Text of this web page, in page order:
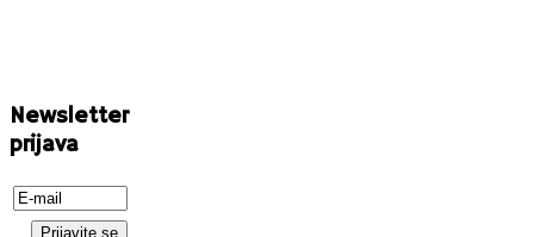
Newsletter
prijava